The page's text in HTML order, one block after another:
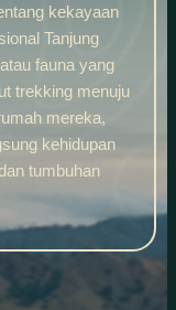
kekayaan
Tanjung
fauna yang
trekking menuju
mereka,
kehidupan
tumbuhan